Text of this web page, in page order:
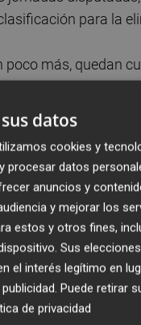
para la
más, quedan
hasta el
hasta el final y
muy
no conocen la
merecer en algún
demuestran que
datos
cookies y
procesar datos
anuncios y
y mejorar los
estos y otros fines,
Sus
el interés legítimo en
. Puede retirar
de privacidad